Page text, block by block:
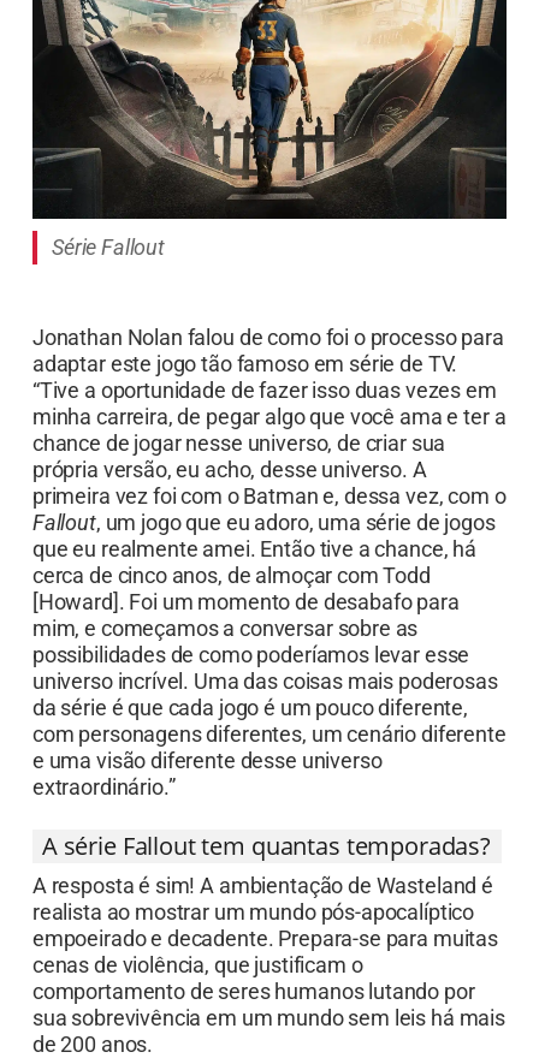
Série Fallout
Jonathan Nolan falou de como foi o processo para
adaptar este jogo tão famoso em série de TV.
“Tive a oportunidade de fazer isso duas vezes em
minha carreira, de pegar algo que você ama e ter a
chance de jogar nesse universo, de criar sua
própria versão, eu acho, desse universo. A
primeira vez foi com o Batman e, dessa vez, com o
Fallout, um jogo que eu adoro, uma série de jogos
que eu realmente amei. Então tive a chance, há
cerca de cinco anos, de almoçar com Todd
[Howard]. Foi um momento de desabafo para
mim, e começamos a conversar sobre as
possibilidades de como poderíamos levar esse
universo incrível. Uma das coisas mais poderosas
da série é que cada jogo é um pouco diferente,
com personagens diferentes, um cenário diferente
e uma visão diferente desse universo
extraordinário.”
A série Fallout tem quantas temporadas?
A resposta é sim! A ambientação de Wasteland é
realista ao mostrar um mundo pós-apocalíptico
empoeirado e decadente. Prepara-se para muitas
cenas de violência, que justificam o
comportamento de seres humanos lutando por
sua sobrevivência em um mundo sem leis há mais
de 200 anos.